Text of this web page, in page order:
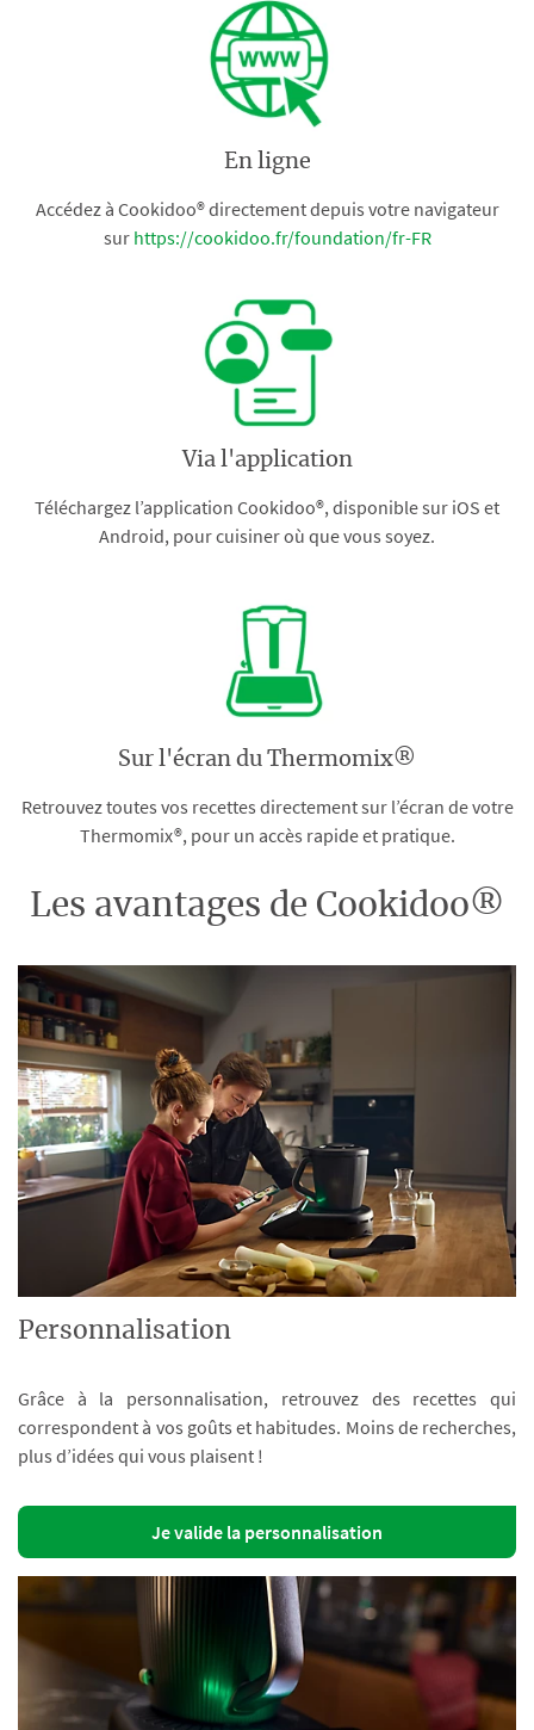
En ligne
Accédez à Cookidoo® directement depuis votre navigateur
sur https://cookidoo.fr/foundation/fr-FR
Via l'application
Téléchargez l’application Cookidoo®, disponible sur iOS et
Android, pour cuisiner où que vous soyez.
Sur l'écran du Thermomix®
Retrouvez toutes vos recettes directement sur l’écran de votre
Thermomix®, pour un accès rapide et pratique.
Les avantages de Cookidoo®
Personnalisation
Grâce à la personnalisation, retrouvez des recettes qui
correspondent à vos goûts et habitudes. Moins de recherches,
plus d’idées qui vous plaisent !
Je valide la personnalisation